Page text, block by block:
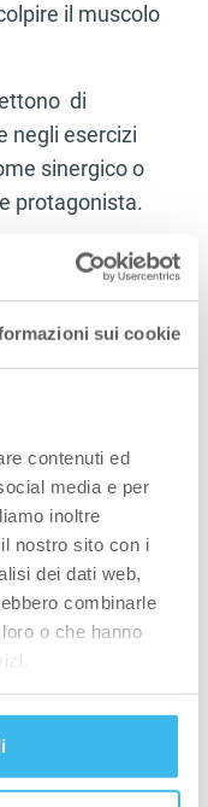
sui cookie
contenuti ed
media e per
inoltre
nostro sito con i
dei dati web,
combinarle
o che hanno
il muscolo
di
negli esercizi
sinergico o
protagonista.
nel dettaglioe
di costruzione
durante le
migliori
il loro
possibile il
alimenti
si
positivo